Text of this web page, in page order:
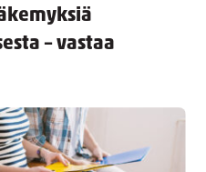
– vastaa